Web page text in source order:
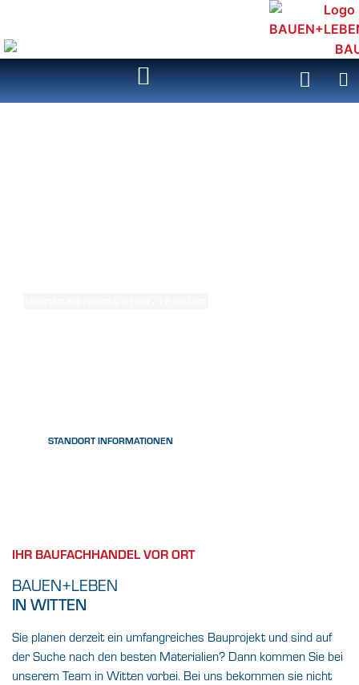
STANDORT INFORMATIONEN
IHR BAUFACHHANDEL VOR ORT
BAUEN+LEBEN
IN WITTEN
Sie planen derzeit ein umfangreiches Bauprojekt und sind auf
der Suche nach den besten Materialien? Dann kommen Sie bei
unserem Team in Witten vorbei. Bei uns bekommen sie nicht